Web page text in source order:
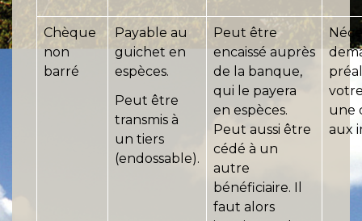
Chèque
non
barré
Payable au
guichet en
espèces.
Peut être
transmis à
un tiers
(endossable).
Peut être
encaissé auprès
de la banque,
qui le payera
en espèces.
Peut aussi être
cédé à un
autre
bénéficiaire. Il
faut alors
une
aux